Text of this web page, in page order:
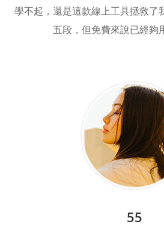
學不起，還是這款線上工具拯救了
五段，但免費來說已經夠
55